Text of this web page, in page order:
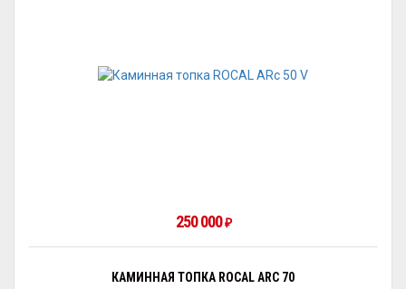
250 000₽
КАМИННАЯ ТОПКА ROCAL ARC 70